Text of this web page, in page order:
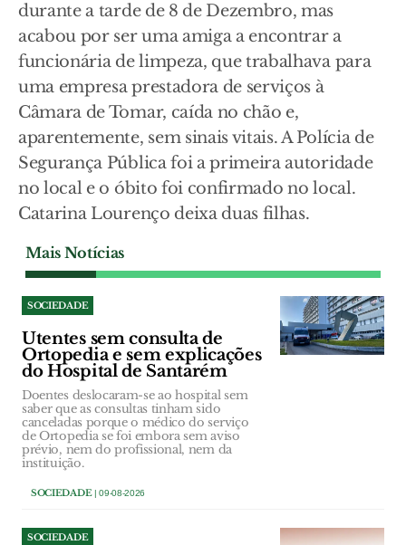
durante a tarde de 8 de Dezembro, mas
acabou por ser uma amiga a encontrar a
funcionária de limpeza, que trabalhava para
uma empresa prestadora de serviços à
Câmara de Tomar, caída no chão e,
aparentemente, sem sinais vitais. A Polícia de
Segurança Pública foi a primeira autoridade
no local e o óbito foi confirmado no local.
Catarina Lourenço deixa duas filhas.
Mais Notícias
SOCIEDADE
Utentes sem consulta de
Ortopedia e sem explicações
do Hospital de Santarém
Doentes deslocaram-se ao hospital sem
saber que as consultas tinham sido
canceladas porque o médico do serviço
de Ortopedia se foi embora sem aviso
prévio, nem do profissional, nem da
instituição.
SOCIEDADE| 09-08-2026
SOCIEDADE